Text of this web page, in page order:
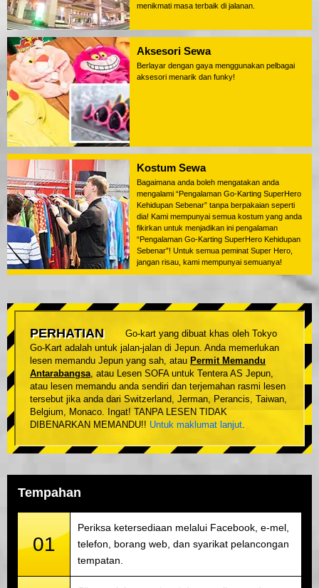
menikmati masa terbaik di jalanan.
Aksesori Sewa
Berlayar dengan gaya menggunakan pelbagai
aksesori menarik dan funky!
Kostum Sewa
Bagaimana anda boleh mengatakan anda
mengalami “Pengalaman Go-Karting SuperHero
Kehidupan Sebenar” tanpa berpakaian seperti
dia! Kami mempunyai semua kostum yang anda
fikirkan untuk menjadikan ini pengalaman
“Pengalaman Go-Karting SuperHero Kehidupan
Sebenar”! Untuk semua peminat Super Hero,
jangan risau, kami mempunyai semuanya!
PERHATIAN
Go-kart yang dibuat khas oleh Tokyo
Go-Kart adalah untuk jalan-jalan di Jepun. Anda memerlukan
lesen memandu Jepun yang sah, atau Permit Memandu
Antarabangsa, atau Lesen SOFA untuk Tentera AS Jepun,
atau lesen memandu anda sendiri dan terjemahan rasmi lesen
tersebut jika anda dari Switzerland, Jerman, Perancis, Taiwan,
Belgium, Monaco. Ingat! TANPA LESEN TIDAK
DIBENARKAN MEMANDU!! Untuk maklumat lanjut.
Tempahan
01
Periksa ketersediaan melalui Facebook, e-mel,
telefon, borang web, dan syarikat pelancongan
tempatan.